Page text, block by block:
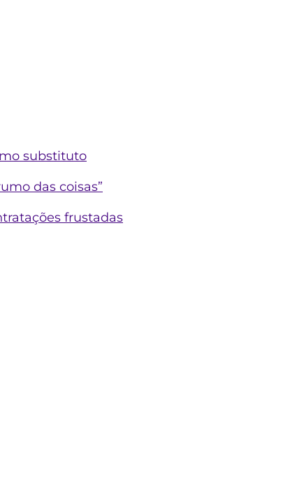
substituto
das coisas”
frustadas